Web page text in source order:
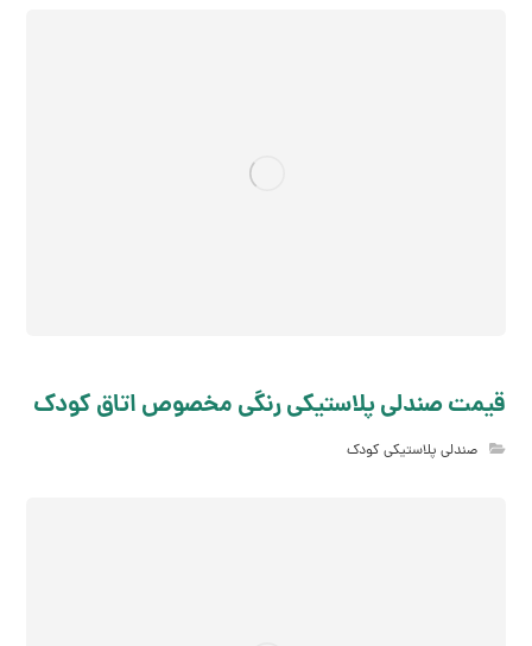
قیمت صندلی پلاستیکی رنگی مخصوص اتاق کودک
صندلی پلاستیکی کودک